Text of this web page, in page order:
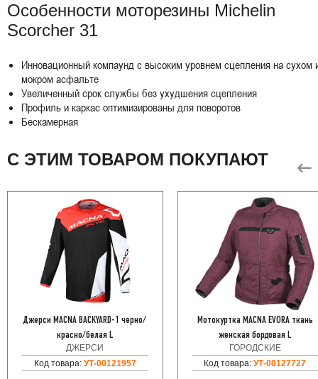
Особенности моторезины Michelin
Scorcher 31
Инновационный компаунд с высоким уровнем сцепления на сухом
мокром асфальте
Увеличенный срок службы без ухудшения сцепления
Профиль и каркас оптимизированы для поворотов
Бескамерная
С ЭТИМ ТОВАРОМ ПОКУПАЮТ
Джерси MACNA BACKYARD-1 черно/
красно/белая L
ДЖЕРСИ
Код товара: УТ-00121957
Мотокуртка MACNA EVORA ткань
женская бордовая L
ГОРОДСКИЕ
Код товара:УТ-00127727